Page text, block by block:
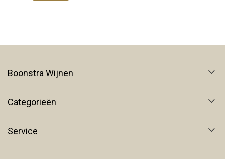
Boonstra Wijnen
Categorieën
Service